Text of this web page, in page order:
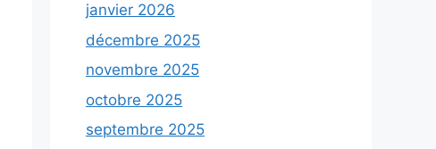
janvier 2026
décembre 2025
novembre 2025
octobre 2025
septembre 2025